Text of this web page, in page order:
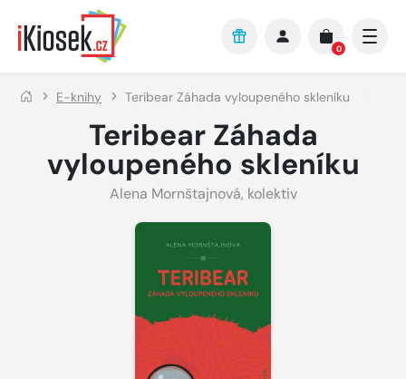
Přejít na hlavní obsah
0
E-knihy Teribear Záhada vyloupeného skleníku
Teribear Záhada
vyloupeného skleníku
Alena Mornštajnová, kolektiv